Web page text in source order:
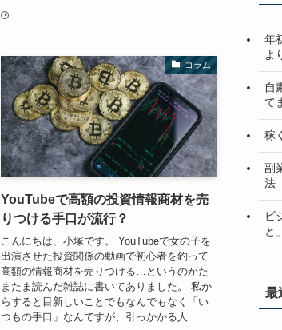
コラム
YouTubeで高額の投資情報商材を売
りつける手口が流行？
こんにちは、小塚です。 YouTubeで女の子を
出演させた投資関係の動画で初心者を釣って
高額の情報商材を売りつける…というのがた
またま読んだ雑誌に書いてありました。 私か
らすると目新しいことでもなんでもなく「い
つもの手口」なんですが、引っかかる人...
年
よ
自
て
稼
副
法
ビ
と
最